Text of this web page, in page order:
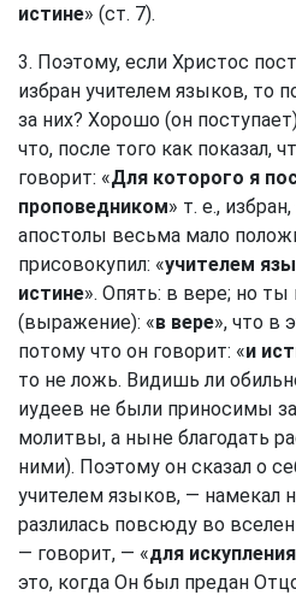
истине» (ст. 7).
3. Поэтому, если Христос
избран учителем языков, то
за них? Хорошо (он
что, после того как показал,
говорит: «Для которого я
проповедником» т. е.,
апостолы весьма мало
присовокупил: «учителем
истине». Опять: в вере; но
(выражение): «в вере», что в
потому что он говорит: «и
то не ложь. Видишь ли
иудеев не были приносимы
молитвы, а ныне благодать
ними). Поэтому он сказал о
учителем языков, — намекал
разлилась повсюду во
— говорит, — «для искупления
это, когда Он был предан